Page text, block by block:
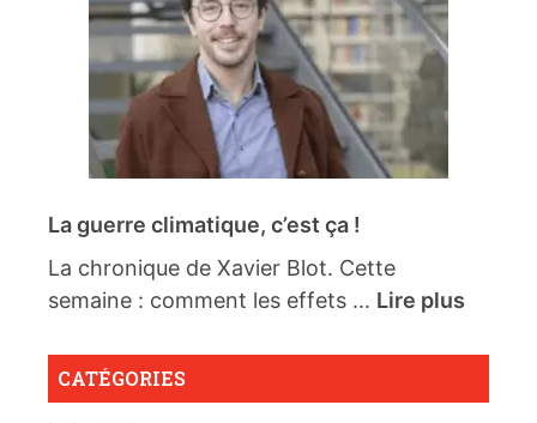
La guerre climatique, c’est ça !
La chronique de Xavier Blot. Cette
semaine : comment les effets ... Lire plus
CATÉGORIES